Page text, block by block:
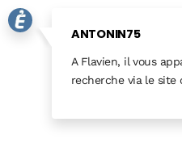
ANTONIN75
A Flavien, il vous
recherche via le site